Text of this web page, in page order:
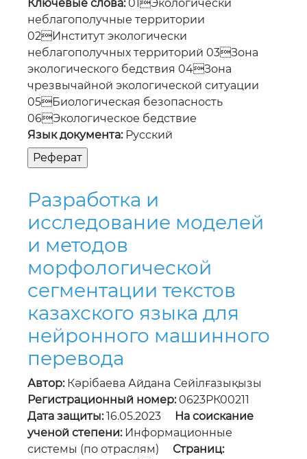
чрезвычайной экологической ситуации
05Биологическая безопасность
06Экологическое бедствие
Язык документа:Русский
Разработка и
исследование моделей
и методов
морфологической
сегментации текстов
казахского языка для
нейронного машинного
перевода
Кәрібаева Айдана Сейілғазықызы
Регистрационный номер: 0623РК00211
Дата защиты: 16.05.2023На соискание
ученой степени:
системы (по отраслям)
Ключевые слова: 01Морфологическая
сегментация 02Нейронный машинный
перевод 03Английский язык
04Казахский язык 05CSE-модель
Язык документа:Казахский